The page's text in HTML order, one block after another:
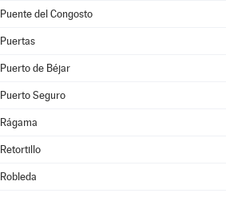
Puente del Congosto
Puertas
Puerto de Béjar
Puerto Seguro
Rágama
Retortillo
Robleda